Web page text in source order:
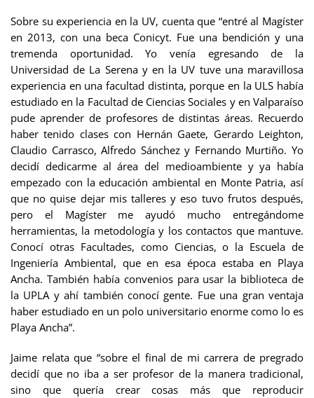
Sobre su experiencia en la UV, cuenta que “entré al Magíster
en 2013, con una beca Conicyt. Fue una bendición y una
tremenda oportunidad. Yo venía egresando de la
Universidad de La Serena y en la UV tuve una maravillosa
experiencia en una facultad distinta, porque en la ULS había
estudiado en la Facultad de Ciencias Sociales y en Valparaíso
pude aprender de profesores de distintas áreas. Recuerdo
haber tenido clases con Hernán Gaete, Gerardo Leighton,
Claudio Carrasco, Alfredo Sánchez y Fernando Murtiño. Yo
decidí dedicarme al área del medioambiente y ya había
empezado con la educación ambiental en Monte Patria, así
que no quise dejar mis talleres y eso tuvo frutos después,
pero el Magíster me ayudó mucho entregándome
herramientas, la metodología y los contactos que mantuve.
Conocí otras Facultades, como Ciencias, o la Escuela de
Ingeniería Ambiental, que en esa época estaba en Playa
Ancha. También había convenios para usar la biblioteca de
la UPLA y ahí también conocí gente. Fue una gran ventaja
haber estudiado en un polo universitario enorme como lo es
Playa Ancha”.
Jaime relata que “sobre el final de mi carrera de pregrado
decidí que no iba a ser profesor de la manera tradicional,
sino que quería crear cosas más que reproducir